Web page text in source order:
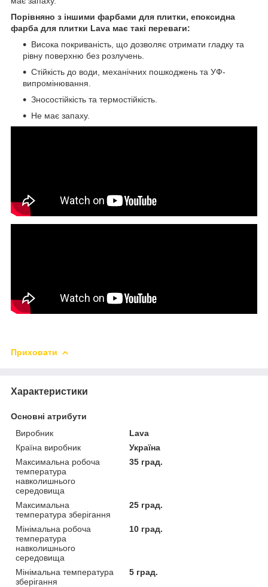
Порівняно з іншими фарбами для плитки, епоксидна
фарба для плитки Lava має такі переваги:
Висока покриваність, що дозволяє отримати гладку та
рівну поверхню без розлучень.
Стійкість до води, механічних пошкоджень та УФ-
випромінювання.
Зносостійкість та термостійкість.
Не має запаху.
Приховати
Характеристики
Основні атрибути
Виробник
Lava
Країна виробник
Україна
Максимальна робоча
температура
навколишнього
середовища
35 град.
Максимальна
температура зберігання
25 град.
Мінімальна робоча
температура
навколишнього
середовища
10 град.
Мінімальна температура
зберігання
5 град.